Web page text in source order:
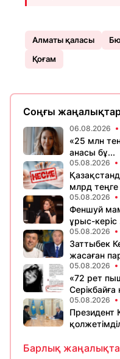
Алматы қаласы
Қоғам
Соңғы
06.08.2026
«25 млн
анасы бұ...
05.08.2026
млрд теңге
05.08.2026
Феншуй
ұрыс-керіс
05.08.2026
Заттыбек
жасаған
05.08.2026
«72 рет
Серікбайға
05.08.2026
Президент
Барлық